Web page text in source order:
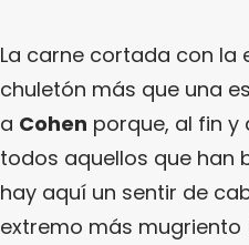
La carne cortada con la
chuletón más que una
a Cohen porque, al fin y
todos aquellos que han
hay aquí un sentir de
extremo más mugriento